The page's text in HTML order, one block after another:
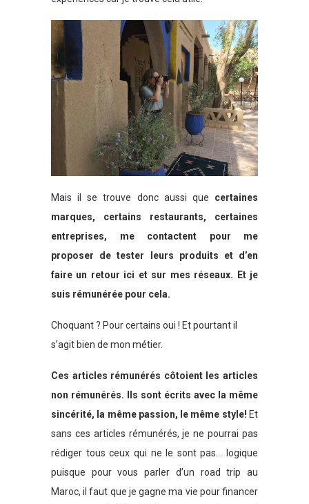
Mais il se trouve donc aussi que certaines
marques, certains restaurants, certaines
entreprises, me contactent pour me
proposer de tester leurs produits et d’en
faire un retour ici et sur mes réseaux. Et je
suis rémunérée pour cela.
Choquant ? Pour certains oui ! Et pourtant il
s’agit bien de mon métier.
Ces articles rémunérés côtoient les articles
non rémunérés. Ils sont écrits avec la même
sincérité, la même passion, le même style! Et
sans ces articles rémunérés, je ne pourrai pas
rédiger tous ceux qui ne le sont pas… logique
puisque pour vous parler d’un road trip au
Maroc, il faut que je gagne ma vie pour financer